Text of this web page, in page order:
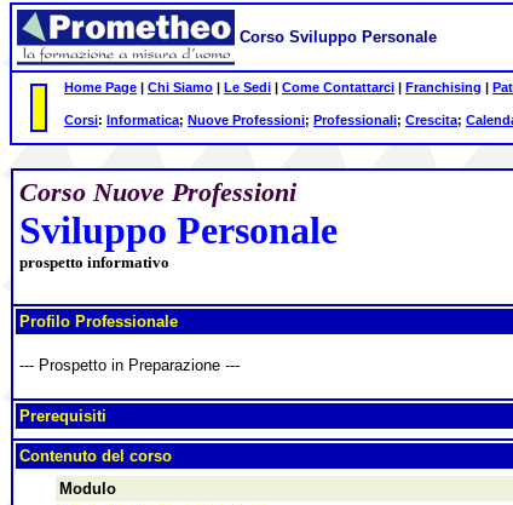
Corso Sviluppo Personale
Home Page | Chi Siamo | Le Sedi | Come Contattarci | Franchising |
Corsi: Informatica; Nuove Professioni; Professionali; Crescita;
Corso Nuove Professioni
Sviluppo Personale
prospetto informativo
Profilo Professionale
--- Prospetto in Preparazione ---
Prerequisiti
Contenuto del corso
Modulo